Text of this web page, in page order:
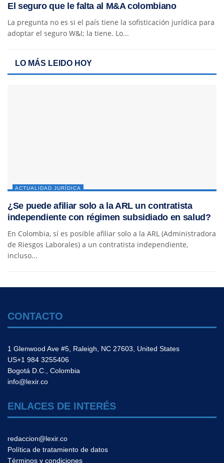
El seguro que le falta al M&A colombiano
La pregunta no es si el país tiene la sofisticación jurídica para
adoptar el seguro W&I; la tiene. Lo...
LO MÁS LEIDO HOY
ACTUALIDAD JURÍDICA
¿Se puede afiliar solo a la ARL un contratista
independiente con régimen subsidiado en salud?
En Colombia, sí es posible afiliar solo a la ARL (Administradora
de Riesgos Laborales) a un contratista independiente,
incluso...
CONTACTO
1 Glenwood Ave #5, Raleigh, NC 27603, United States
US+1 984 3255406
Bogotá D.C., Colombia
info@lexir.co
ENLACES DE INTERÉS
redaccion@lexir.co
Política de tratamiento de datos
Términos y condiciones